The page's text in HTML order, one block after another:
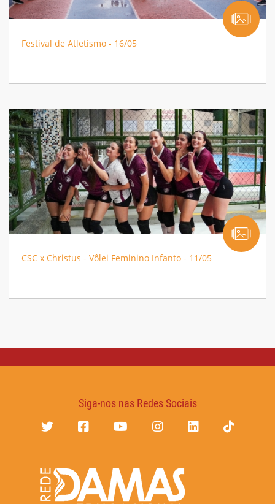
Festival de Atletismo - 16/05
CSC x Christus - Vôlei Feminino Infanto - 11/05
Siga-nos nas Redes Sociais